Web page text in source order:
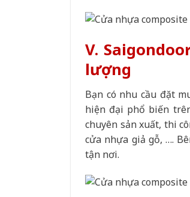
V.
lượng
Bạn có nhu cầu đặt
hiện đại phổ biến
chuyên sản xuất, thi
cửa nhựa giả gỗ, ….
tận nơi.